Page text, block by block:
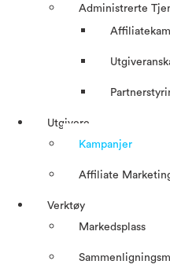
Administrerte
Utgivere
Kampanjer
Affiliate
Verktøy
Markedsplass